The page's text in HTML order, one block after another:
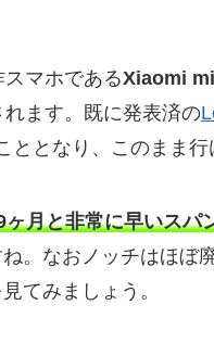
マホであるXiaomi
ます。既に発表済の
ととなり、このまま行
ヶ月と非常に早いスパ
。なおノッチはほぼ
てみましょう。